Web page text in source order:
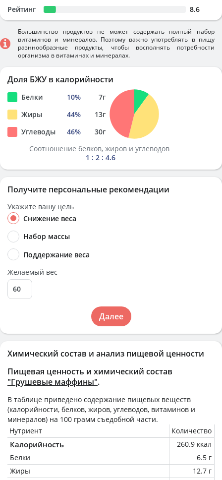
Химический состав и анализ пищевой ценности
Пищевая ценность и химический состав
"Грушевые маффины".
В таблице приведено содержание пищевых веществ
(калорийности, белков, жиров, углеводов, витаминов и
минералов) на 100 грамм съедобной части.
Нутриент
Количество
Калорийность
260.9 ккал
Белки
6.5 г
Жиры
12.7 г
Рейтинг 8.6
Большинство продуктов не может содержать полный набор
витаминов и минералов. Поэтому важно употреблять в пищу
разннообразные продукты, чтобы восполнять потребности
организма в витаминах и минералах.
Доля БЖУ в калорийности
Белки 10% 7г
Жиры
44% 13г
Углеводы
46% 30г
Соотношение белков, жиров и углеводов
1 : 2 : 4.6
Получите персональные рекомендации
Укажите вашу цель
Снижение веса
Набор массы
Поддержание веса
Желаемый вес
Далее